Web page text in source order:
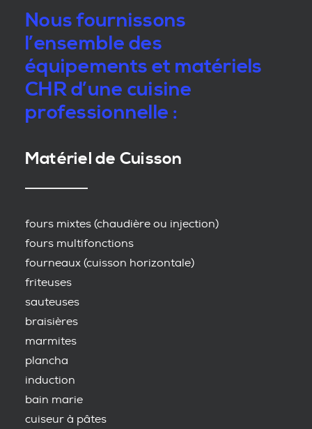
Nous fournissons
l’ensemble des
équipements et matériels
CHR d’une cuisine
professionnelle :
Matériel de Cuisson
fours mixtes (chaudière ou injection)
fours multifonctions
fourneaux (cuisson horizontale)
friteuses
sauteuses
braisières
marmites
plancha
induction
bain marie
cuiseur à pâtes